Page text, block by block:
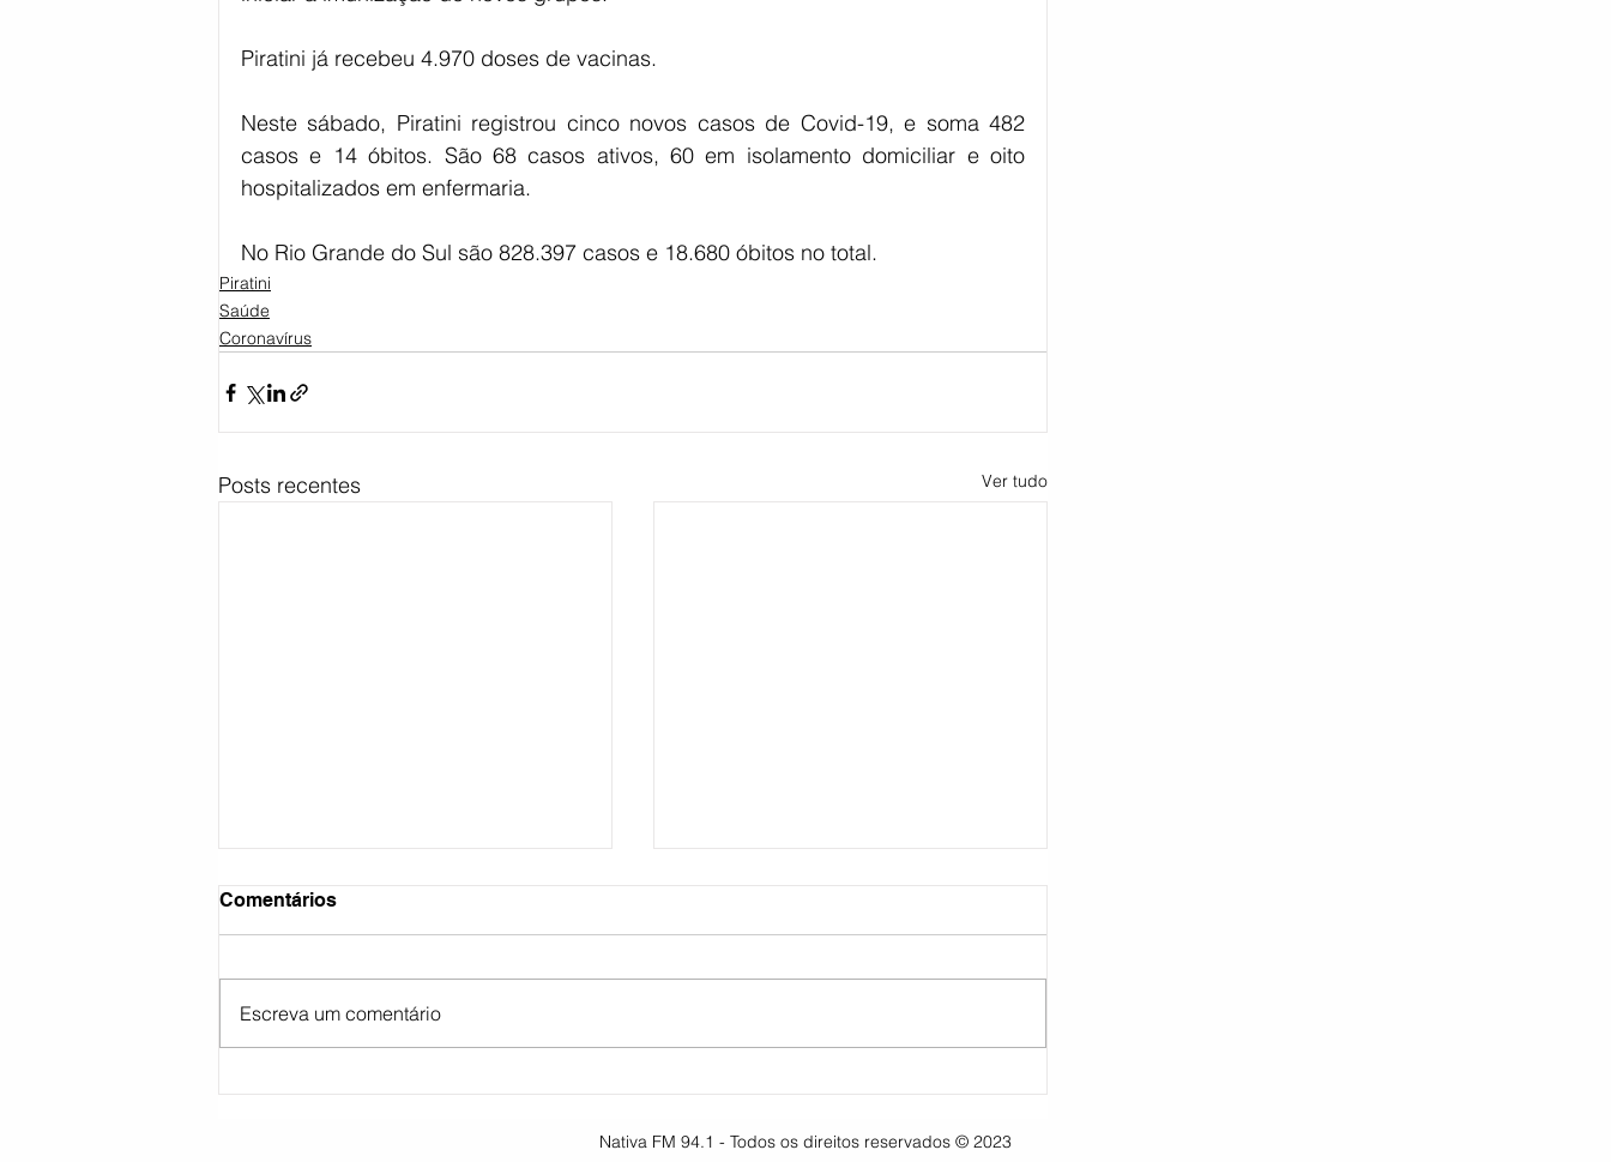
Piratini já recebeu 4.970 doses de vacinas.
Neste sábado, Piratini registrou cinco novos casos de Covid-19, e soma 482
casos e 14 óbitos. São 68 casos ativos, 60 em isolamento domiciliar e oito
hospitalizados em enfermaria.
No Rio Grande do Sul são 828.397 casos e 18.680 óbitos no total.
Piratini
Saúde
Coronavírus
Posts recentes Ver tudo
de Educação
Comentários
Escreva um comentário
Nativa FM 94.1 - Todos os direitos reservados © 2023